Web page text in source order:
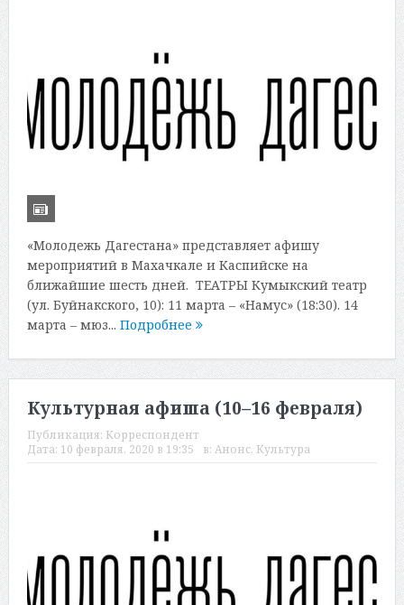
«Молодежь Дагестана» представляет афишу
мероприятий в Махачкале и Каспийске на
ближайшие шесть дней. ТЕАТРЫ Кумыкский театр
(ул. Буйнакского, 10): 11 марта – «Намус» (18:30). 14
марта – мюз... Подробнее
Культурная афиша (10–16 февраля)
Публикация: Корреспондент
Дата: 10 февраля, 2020 в 19:35 в: Анонс, Культура